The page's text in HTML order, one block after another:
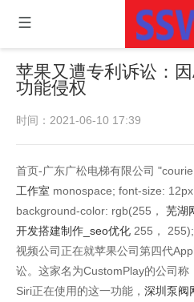
苹果又遭专利诉讼：
功能侵权
时间：2021-06-10 17:39
首页-广东广松电梯有限公司
工作室 monospace; font-size:
background-color: rgb(255， 芜湖
开发搭建制作_seo优化 255，
视频公司正在就苹果公司第四代
讼。这家名为CustomPlay的公司
Siri正在使用的这一功能， 深圳泵阀